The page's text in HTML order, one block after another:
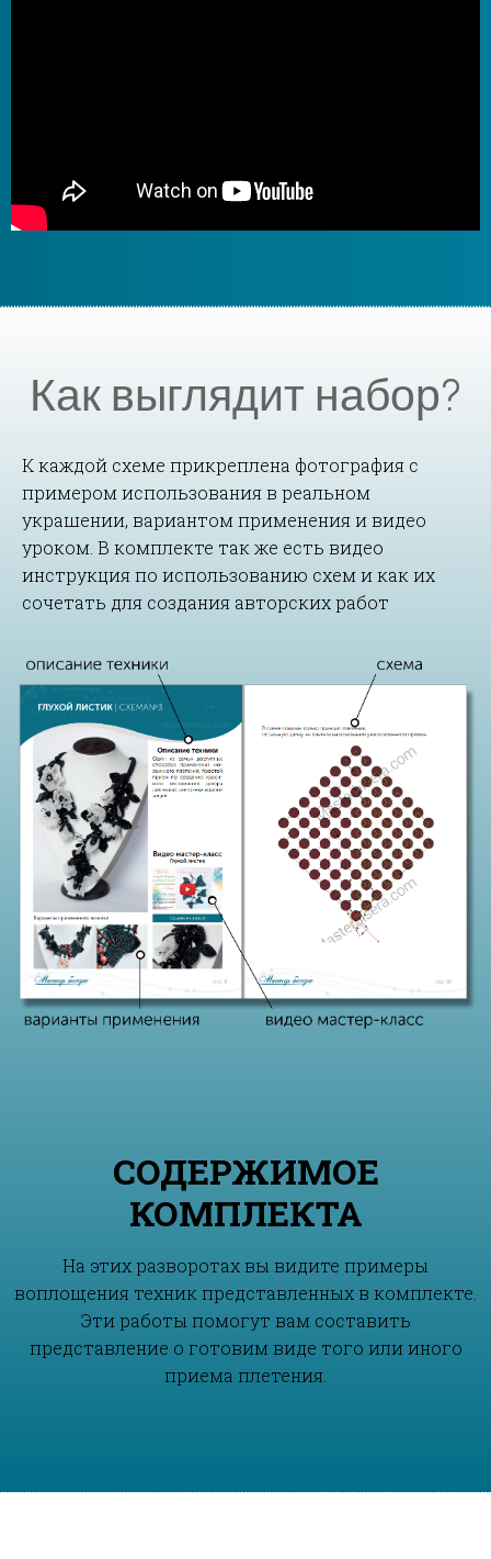
Как выглядит набор?
К каждой схеме прикреплена фотография с
примером использования в реальном
украшении, вариантом применения и видео
уроком. В комплекте так же есть видео
инструкция по использованию схем и как их
сочетать для создания авторских работ
СОДЕРЖИМОЕ
КОМПЛЕКТА
На этих разворотах вы видите примеры
воплощения техник представленных в комплекте.
Эти работы помогут вам составить
представление о готовим виде того или иного
приема плетения.